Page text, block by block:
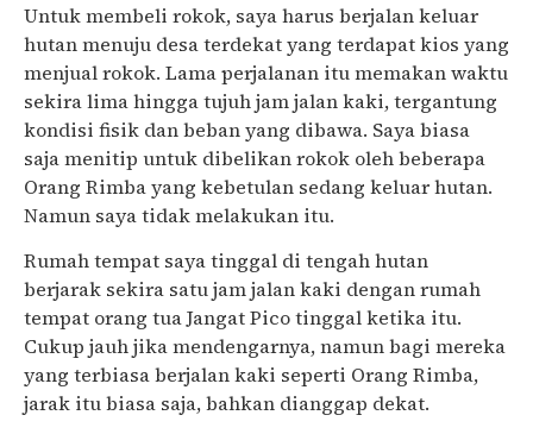
Untuk membeli rokok, saya harus berjalan keluar
hutan menuju desa terdekat yang terdapat kios yang
menjual rokok. Lama perjalanan itu memakan waktu
sekira lima hingga tujuh jam jalan kaki, tergantung
kondisi fisik dan beban yang dibawa. Saya biasa
saja menitip untuk dibelikan rokok oleh beberapa
Orang Rimba yang kebetulan sedang keluar hutan.
Namun saya tidak melakukan itu.
Rumah tempat saya tinggal di tengah hutan
berjarak sekira satu jam jalan kaki dengan rumah
tempat orang tua Jangat Pico tinggal ketika itu.
Cukup jauh jika mendengarnya, namun bagi mereka
yang terbiasa berjalan kaki seperti Orang Rimba,
jarak itu biasa saja, bahkan dianggap dekat.